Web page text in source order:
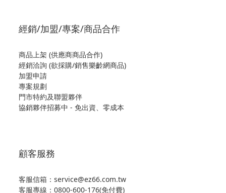
經銷/加盟/專案/商品合作
商品上架 (供應商商品合作)
經銷洽詢 (欲採購/銷售樂齡網商品)
加盟申請
專案規劃
門市特約及聯盟夥伴
協銷夥伴招募中 - 免出資、零成本
顧客服務
客服信箱：service@ez66.com.tw
客服專線： 0800-600-176(免付費)